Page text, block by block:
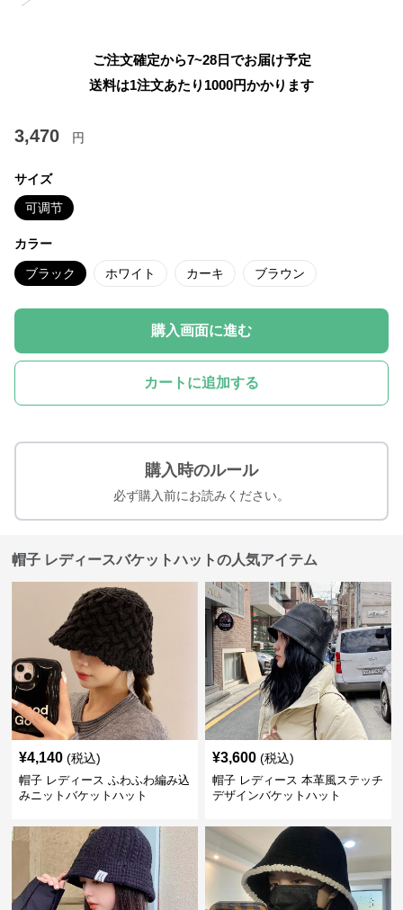
ご注文確定から7~28日でお届け予定
送料は1注文あたり 1000円かかります
3,470 円
サイズ
可调节
カラー
ブラック ホワイト カーキ ブラウン
購入画面に進む
カートに追加する
購入時のルール
必ず購入前にお読みください。
帽子 レディースバケットハットの人気アイテム
¥4,140 (税込)
帽子 レディース ふわふわ編み込
みニットバケットハット
¥3,600 (税込)
帽子 レディース 本革風ステッチ
デザインバケットハット